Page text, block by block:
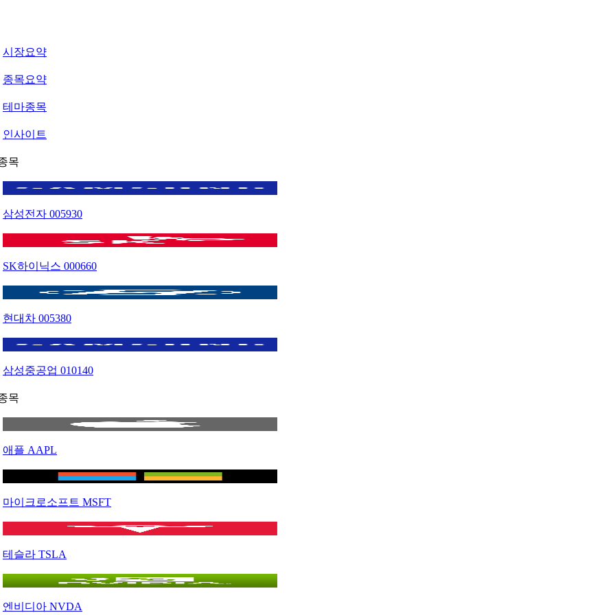
시장요약
종목요약
테마종목
인사이트
목
삼성전자 005930
SK하이닉스 000660
현대차 005380
삼성중공업 010140
목
애플 AAPL
마이크로소프트 MSFT
테슬라 TSLA
엔비디아 NVDA